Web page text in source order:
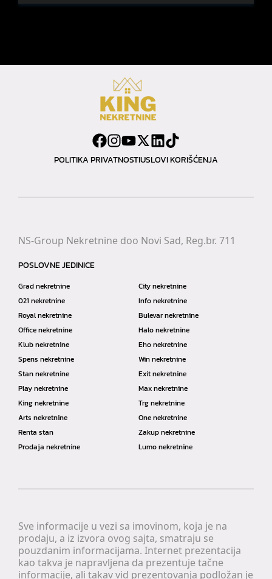
POLITIKA PRIVATNOSTIUSLOVI KORIŠĆENJA
Sve informacije u vezi sa imovinom, koja je na
prodaju, a iz izvora ovog sajta, smatraju se
pouzdanim informacijama. Internet prezentacija
kao takva je napravljena da prezentuje tačne
informacije, ali takav vid prezentovanja podložan je
NS-Group Nekretnine doo Novi Sad, Reg.br. 711
POSLOVNE JEDINICE
Grad nekretnine
City nekretnine
021 nekretnine
Info nekretnine
Royal nekretnine
Bulevar nekretnine
Office nekretnine
Halo nekretnine
Klub nekretnine
Eho nekretnine
Spens nekretnine
Win nekretnine
Stan nekretnine
Exit nekretnine
Play nekretnine
Max nekretnine
King nekretnine
Trg nekretnine
Arts nekretnine
One nekretnine
Renta stan
Zakup nekretnine
Prodaja nekretnine
Lumo nekretnine